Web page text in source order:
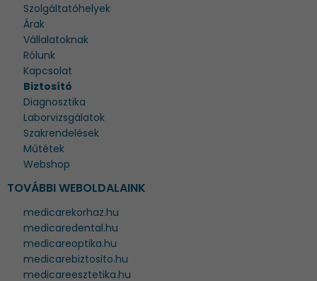
Szolgáltatóhelyek
Árak
Vállalatoknak
Rólunk
Kapcsolat
Biztosító
Diagnosztika
Laborvizsgálatok
Szakrendelések
Műtétek
Webshop
TOVÁBBI WEBOLDALAINK
medicarekorhaz.hu
medicaredental.hu
medicareoptika.hu
medicarebiztosito.hu
medicareesztetika.hu